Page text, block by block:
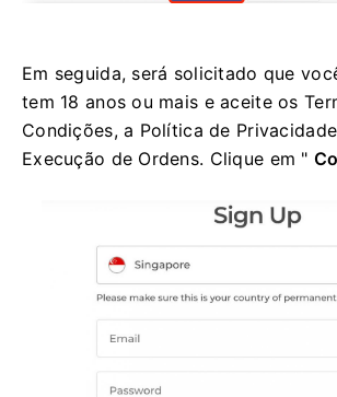
Em seguida, será solicitado que
tem 18 anos ou mais e aceite os
Condições, a Política de
Execução de Ordens. Clique em "